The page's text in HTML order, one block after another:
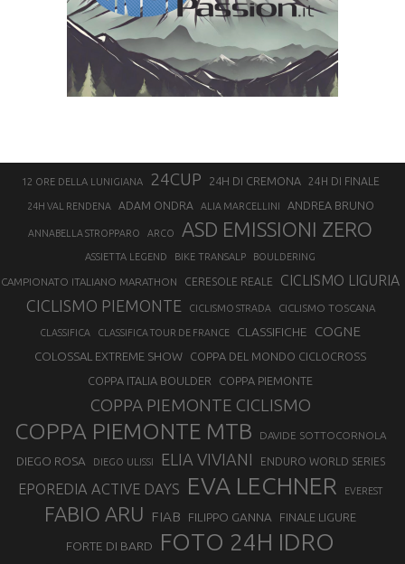
12 ORE DELLA LUNIGIANA 24CUP 24H DI CREMONA 24H DI FINALE
24H VAL RENDENA ADAM ONDRA ALIA MARCELLINI ANDREA BRUNO
ANNABELLA STROPPARO ARCO ASD EMISSIONI ZERO
ASSIETTA LEGEND BIKE TRANSALP BOULDERING
CAMPIONATO ITALIANO MARATHON CERESOLE REALE CICLISMO LIGURIA
CICLISMO PIEMONTE CICLISMO STRADA CICLISMO TOSCANA
CLASSIFICA CLASSIFICA TOUR DE FRANCE CLASSIFICHE COGNE
COLOSSAL EXTREME SHOW
COPPA DEL MONDO CICLOCROSS
COPPA ITALIA BOULDER
COPPA PIEMONTE
COPPA PIEMONTE CICLISMO
COPPA PIEMONTE MTB DAVIDE SOTTOCORNOLA
DIEGO ROSA DIEGO ULISSI ELIA VIVIANI ENDURO WORLD SERIES
EPOREDIA ACTIVE DAYS EVA LECHNER EVEREST
FABIO ARU FIAB FILIPPO GANNA FINALE LIGURE
FORTE DI BARD FOTO 24H IDRO